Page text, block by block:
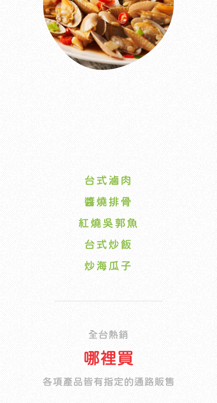
台式滷肉
醬燒排骨
紅燒吳郭魚
台式炒飯
炒海瓜子
全台熱銷
哪裡買
各項產品皆有指定的通路販售